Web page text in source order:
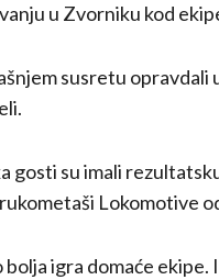
u Zvorniku kod
susretu
gosti su imali
Lokomotive
igra domaće ekipe.